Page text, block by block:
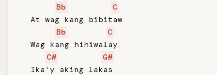
Bb
C
   At wag kang bibitaw
Bb
C
   Wag kang hihiwalay
C#
G#
   Ika'y aking lakas